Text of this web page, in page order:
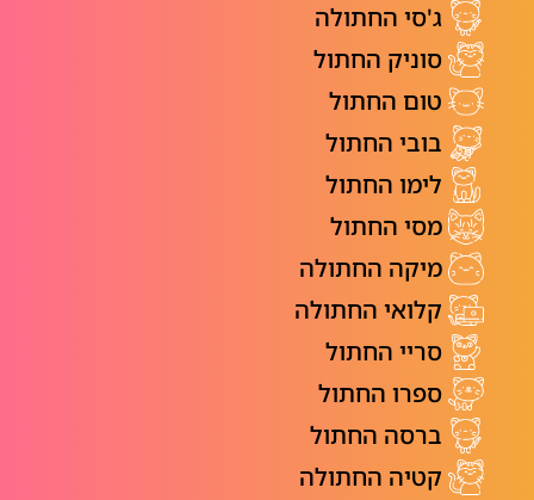
ג'סי החתולה
סוניק החתול
טום החתול
בובי החתול
לימו החתול
מסי החתול
מיקה החתולה
קלואי החתולה
סריי החתול
ספרו החתול
ברסה החתול
קטיה החתולה